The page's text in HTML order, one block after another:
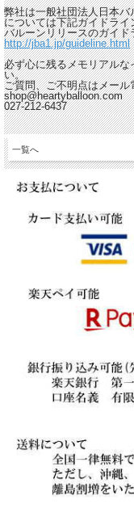
弊社は一般社団法人日本
については下記ガイドラ
バルーンリリースのガイド
http://jba1.jp/guideline.html
必ず心に残るメモリアル
い。
ご質問、ご不明点はメー
shop@heartyballoon.com
027-212-6437
一覧へ